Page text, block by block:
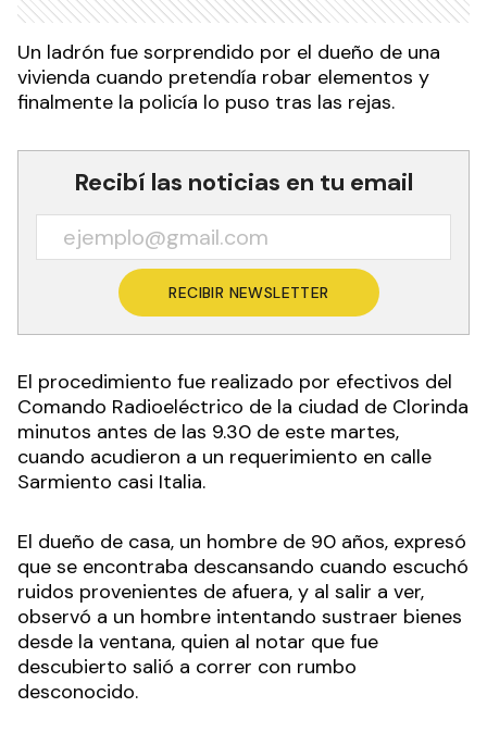
Un ladrón fue sorprendido por el dueño de una
vivienda cuando pretendía robar elementos y
finalmente la policía lo puso tras las rejas.
Recibí las noticias en tu email
RECIBIR NEWSLETTER
El procedimiento fue realizado por efectivos del
Comando Radioeléctrico de la ciudad de Clorinda
minutos antes de las 9.30 de este martes,
cuando acudieron a un requerimiento en calle
Sarmiento casi Italia.
El dueño de casa, un hombre de 90 años, expresó
que se encontraba descansando cuando escuchó
ruidos provenientes de afuera, y al salir a ver,
observó a un hombre intentando sustraer bienes
desde la ventana, quien al notar que fue
descubierto salió a correr con rumbo
desconocido.